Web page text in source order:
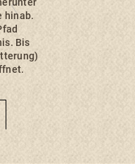
hinab.
Bis